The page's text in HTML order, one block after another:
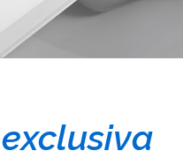
exclusiva